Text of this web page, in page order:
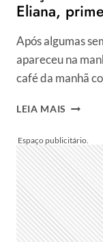
Eliana,
Após algumas
apareceu na
café da manhã
LEIA MAIS ANA
VENCE
DE
COM
POETA